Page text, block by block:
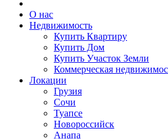
О нас
Недвижимость
Купить Квартиру
Купить Дом
Купить Участок Земли
Коммерческая
Локации
Грузия
Сочи
Туапсе
Новороссийск
Анапа